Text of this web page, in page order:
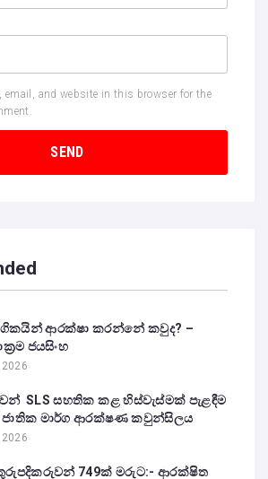
email, and website in this browser for the
ආරක්ෂා කරන්නේ කවුද? –
ජයසිංහ
SLS සහතික කළ හිස්වැස්මක් පැළඳීම
ජාතික මාර්ග ආරක්ෂණ කවුන්සිලය
749ක් මරුට:- ආරක්ෂිත